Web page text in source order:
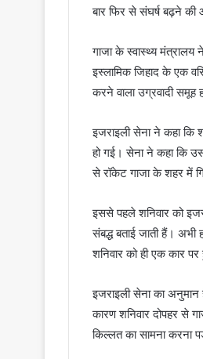
बार फिर से संघर्ष बढ़ने की
गाजा के स्वास्थ्य मंत्रालय
इस्लामिक जिहाद के एक
करने वाला उग्रवादी समूह
इजराइली सेना ने कहा कि
हो गई। सेना ने कहा कि
से रॉकेट गाजा के शहर में
इससे पहले शनिवार को
संबद्ध बताई जाती हैं।
शनिवार को ही एक कार
इजराइली सेना का
कारण शनिवार दोपहर से
किल्लत का सामना करना